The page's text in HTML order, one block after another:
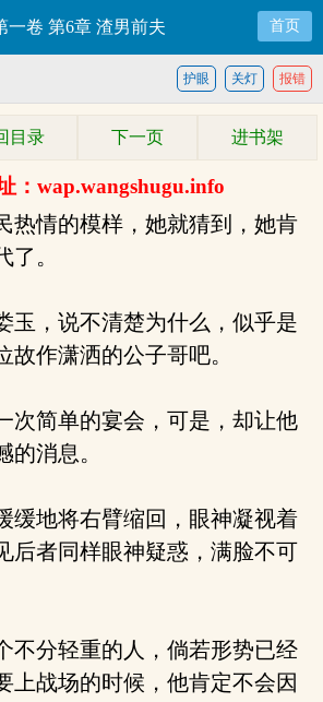
一卷 第6章 渣男前夫 首页
报错
关灯
护眼
目录 下一页 进书架
：wap.wangshugu.info
热情的模样，她就猜到，她肯
了。
，说不清楚为什么，似乎是
故作潇洒的公子哥吧。
次简单的宴会，可是，却让他
的消息。
缓地将右臂缩回，眼神凝视着
后者同样眼神疑惑，满脸不可
不分轻重的人，倘若形势已经
上战场的时候，他肯定不会因